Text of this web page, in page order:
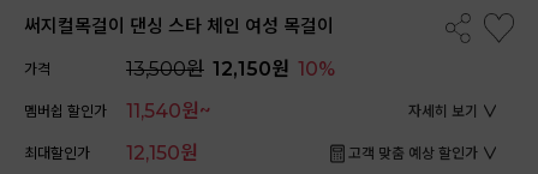
써지컬목걸이 댄싱 스타 체인 여성 목걸이
가격 13,500원 12,150원 10%
멤버쉽 할인가 11,540원~ 자세히 보기
최대할인가 12,150원 고객 맞춤 예상 할인가